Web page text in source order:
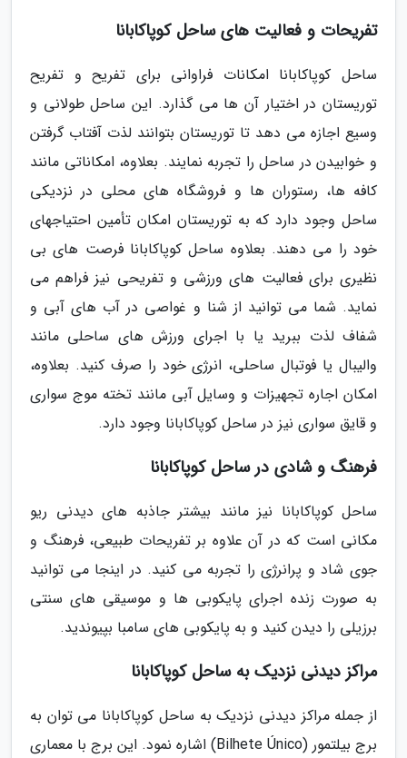
تفریحات و فعالیت های ساحل کوپاکابانا
ساحل کوپاکابانا امکانات فراوانی برای تفریح و تفریح
توریستان در اختیار آن ها می گذارد. این ساحل طولانی و
وسیع اجازه می دهد تا توریستان بتوانند لذت آفتاب گرفتن
و خوابیدن در ساحل را تجربه نمایند. بعلاوه، امکاناتی مانند
کافه ها، رستوران ها و فروشگاه های محلی در نزدیکی
ساحل وجود دارد که به توریستان امکان تأمین احتیاجهای
خود را می دهند. بعلاوه ساحل کوپاکابانا فرصت های بی
نظیری برای فعالیت های ورزشی و تفریحی نیز فراهم می
نماید. شما می توانید از شنا و غواصی در آب های آبی و
شفاف لذت ببرید یا با اجرای ورزش های ساحلی مانند
والیبال یا فوتبال ساحلی، انرژی خود را صرف کنید. بعلاوه،
امکان اجاره تجهیزات و وسایل آبی مانند تخته موج سواری
و قایق سواری نیز در ساحل کوپاکابانا وجود دارد.
فرهنگ و شادی در ساحل کوپاکابانا
ساحل کوپاکابانا نیز مانند بیشتر جاذبه های دیدنی ریو
مکانی است که در آن علاوه بر تفریحات طبیعی، فرهنگ و
جوی شاد و پرانرژی را تجربه می کنید. در اینجا می توانید
به صورت زنده اجرای پایکوبی ها و موسیقی های سنتی
برزیلی را دیدن کنید و به پایکوبی های سامبا بپیوندید.
مراکز دیدنی نزدیک به ساحل کوپاکابانا
از جمله مراکز دیدنی نزدیک به ساحل کوپاکابانا می توان به
برج بیلتمور (Bilhete Único) اشاره نمود. این برج با معماری